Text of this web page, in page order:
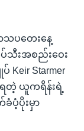
ာသပတေးနေ့
သီးအစည်းဝေး
Keir Starmer
ရတဲ့ ယူကရိန်းရဲ့
ပိုးမှာ